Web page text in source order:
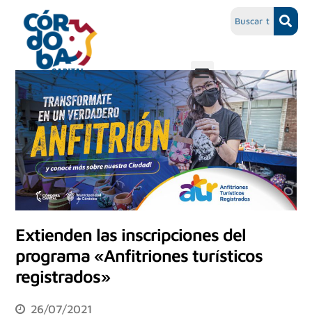
Extienden las inscripciones del
programa «Anfitriones turísticos
registrados»
26/07/2021